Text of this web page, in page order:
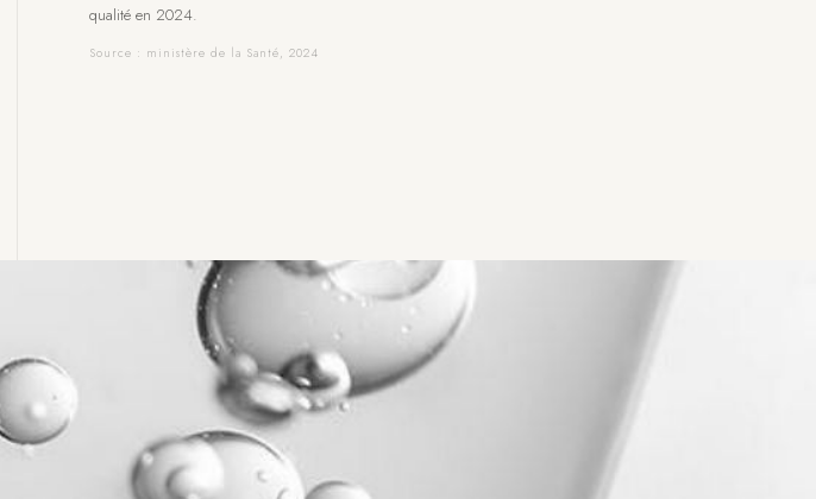
qualité en 2024.
Source : ministère de la Santé, 2024